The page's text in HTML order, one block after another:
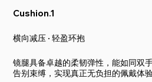
Cushion.1
横向减压 · 轻盈环抱
镜腿具备卓越的柔韧弹性，能如同双
告别束缚，实现真正无负担的佩戴体验